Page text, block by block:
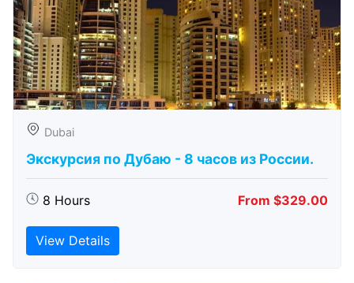
Dubai
Экскурсия по Дубаю - 8 часов из России.
8 Hours From $329.00
View Details